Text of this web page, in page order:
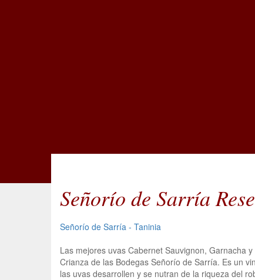
Señorío de Sarría
Señorío de Sarría - Taninia
Las mejores uvas Cabernet Sauvignon, Garnacha
Crianza de las Bodegas Señorío de Sarría. Es un
las uvas desarrollen y se nutran de la riqueza del